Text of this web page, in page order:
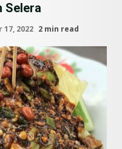
Selera
2022 2 min read